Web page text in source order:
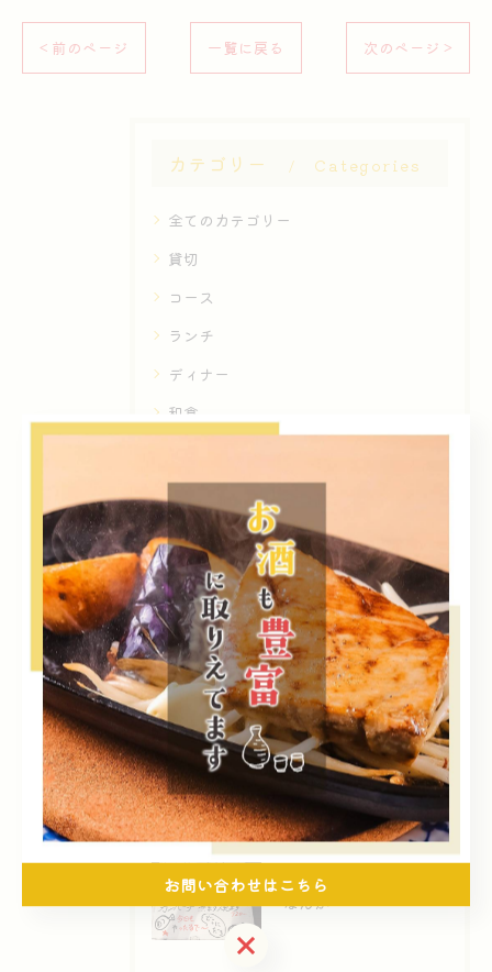
< 前のページ 一覧に戻る 次のページ >
カテゴリー Categories
全てのカテゴリー
貸切
コース
ランチ
ディナー
和食
最近の投稿
Posts
2026/08/06
少ないネタですが
2026/08/05
できる限り
2026/08/03
なんか～
お問い合わせはこちら
お問い合わせはこちら